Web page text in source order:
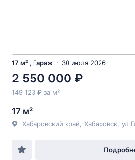
17 м² , Гараж 30 июля 2026
2 550 000 ₽
149 123 ₽ за м²
17 м²
Хабаровский край Хабаровск ул